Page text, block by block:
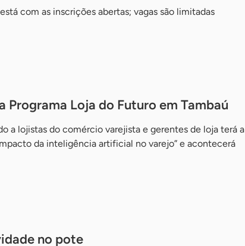
com as inscrições abertas; vagas são limitadas
Programa Loja do Futuro em Tambaú
a lojistas do comércio varejista e gerentes de loja terá a
da inteligência artificial no varejo” e acontecerá
no pote